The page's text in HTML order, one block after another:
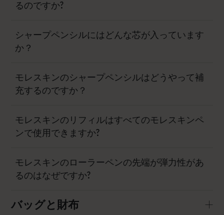
るのですか?
シャープペンシルにはどんな芯が入っています
か？
モレスキンのシャープペンシルはどうやって補
充するのですか？
モレスキンのリフィルはすべてのモレスキンペ
ンで使用できますか?
モレスキンのローラーペンの先端が弾力性があ
るのはなぜですか?
バッグと財布